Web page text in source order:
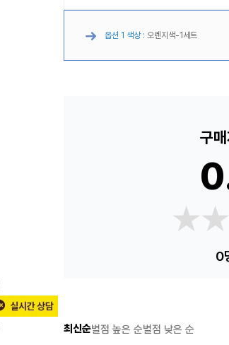
옵션 1 색상 : 오렌지색-1세트
구
0
최신순별점 높은 순별점 낮은 순